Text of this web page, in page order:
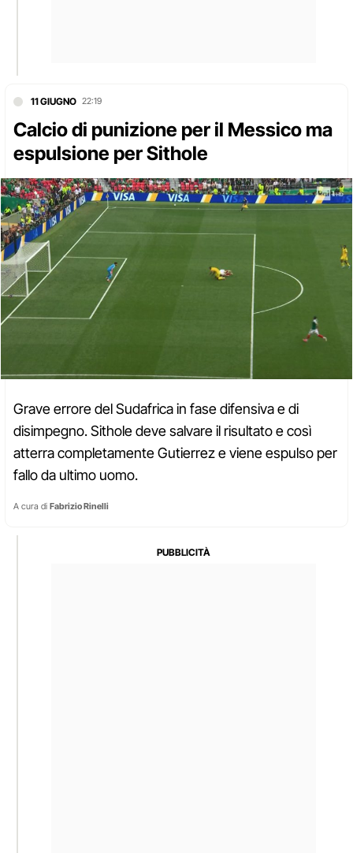
11 GIUGNO 22:19
Calcio di punizione per il Messico ma
espulsione per Sithole
Grave errore del Sudafrica in fase difensiva e di
disimpegno. Sithole deve salvare il risultato e così
atterra completamente Gutierrez e viene espulso per
fallo da ultimo uomo.
A cura di Fabrizio Rinelli